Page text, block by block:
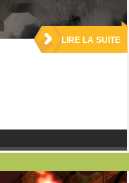
LIRE LA SUITE